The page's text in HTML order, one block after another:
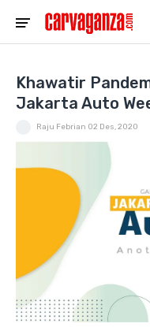
Khawatir
Jakarta Auto
Raju Febrian 02 Des, 2020